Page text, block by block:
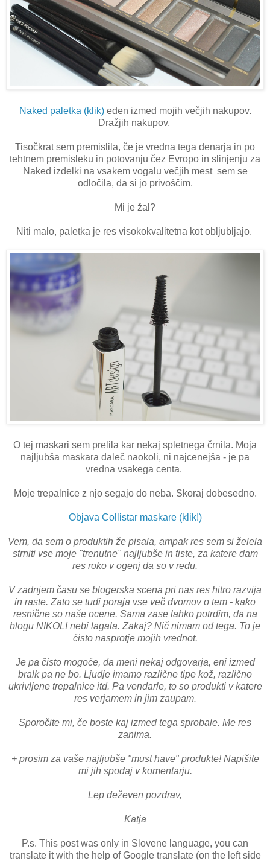
Naked paletka (klik)eden izmed mojih večjih nakupov.
Dražjih nakupov.
Tisočkrat sem premislila, če je vredna tega denarja in po
tehtnem premisleku in potovanju čez Evropo in slinjenju za
Naked izdelki na vsakem vogalu večjih mest sem se
odločila, da si jo privoščim.
Mi je žal?
Niti malo, paletka je res visokokvalitetna kot obljubljajo.
O tej maskari sem prelila kar nekaj spletnega črnila. Moja
najljubša maskara daleč naokoli, ni najcenejša - je pa
vredna vsakega centa.
Moje trepalnice z njo segajo do neba. Skoraj dobesedno.
Objava Collistar maskare (klik!)
Vem, da sem o produktih že pisala, ampak res sem si želela
strniti vse moje "trenutne" najljubše in tiste, za katere dam
res roko v ogenj da so v redu.
V zadnjem času se blogerska scena pri nas res hitro razvija
in raste. Zato se tudi poraja vse več dvomov o tem - kako
resnične so naše ocene. Sama zase lahko potrdim, da na
blogu NIKOLI nebi lagala. Zakaj? Nič nimam od tega. To je
čisto nasprotje mojih vrednot.
Je pa čisto mogoče, da meni nekaj odgovarja, eni izmed
bralk pa ne bo. Ljudje imamo različne tipe kož, različno
ukrivljene trepalnice itd. Pa vendarle, to so produkti v katere
res verjamem in jim zaupam.
Sporočite mi, če boste kaj izmed tega sprobale. Me res
zanima.
+ prosim za vaše najljubše "must have" produkte! Napišite
mi jih spodaj v komentarju.
Lep deževen pozdrav,
Katja
P.s. This post was only in Slovene language, you can
translate it with the help of Google translate (on the left side